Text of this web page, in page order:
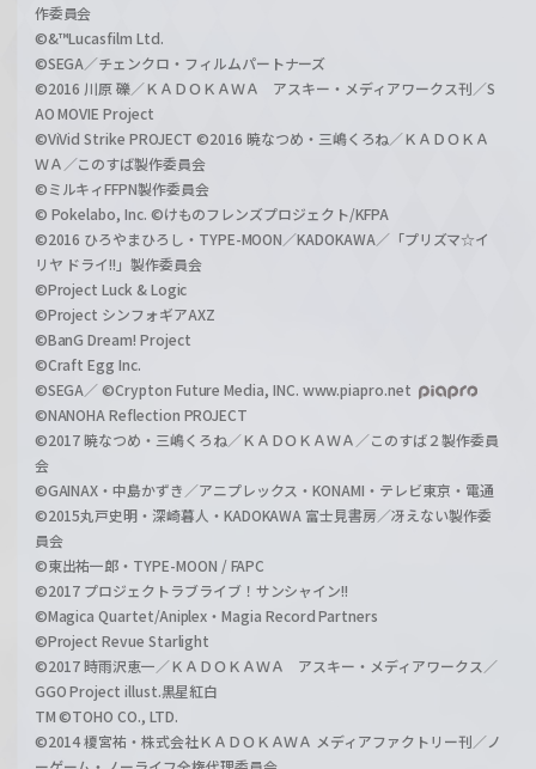
作委員会
©&™Lucasfilm Ltd.
©SEGA／チェンクロ・フィルムパートナーズ
©2016 川原 礫／ＫＡＤＯＫＡＷＡ アスキー・メディアワークス刊／S
AO MOVIE Project
©ViVid Strike PROJECT ©2016 暁なつめ・三嶋くろね／ＫＡＤＯＫＡ
ＷＡ／このすば製作委員会
©ミルキィFFPN製作委員会
© Pokelabo, Inc. ©けものフレンズプロジェクト/KFPA
©2016 ひろやまひろし・TYPE-MOON／KADOKAWA／「プリズマ☆イ
リヤ ドライ!!」製作委員会
©Project Luck & Logic
©Project シンフォギアAXZ
©BanG Dream! Project
©Craft Egg Inc.
©SEGA／ ©Crypton Future Media, INC. www.piapro.net
©NANOHA Reflection PROJECT
©2017 暁なつめ・三嶋くろね／ＫＡＤＯＫＡＷＡ／このすば２製作委員
会
©GAINAX・中島かずき／アニプレックス・KONAMI・テレビ東京・電通
©2015丸戸史明・深崎暮人・KADOKAWA 富士見書房／冴えない製作委
員会
©東出祐一郎・TYPE-MOON / FAPC
©2017 プロジェクトラブライブ！サンシャイン!!
©Magica Quartet/Aniplex・Magia Record Partners
©Project Revue Starlight
©2017 時雨沢恵一／ＫＡＤＯＫＡＷＡ アスキー・メディアワークス／
GGO Project illust.黒星紅白
TM ©TOHO CO., LTD.
©2014 榎宮祐・株式会社ＫＡＤＯＫＡＷＡ メディアファクトリー刊／ノ